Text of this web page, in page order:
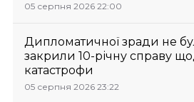
05 серпня 2026 22:00
Дипломатичної зради не
закрили 10-річну справу
катастрофи
05 серпня 2026 23:22